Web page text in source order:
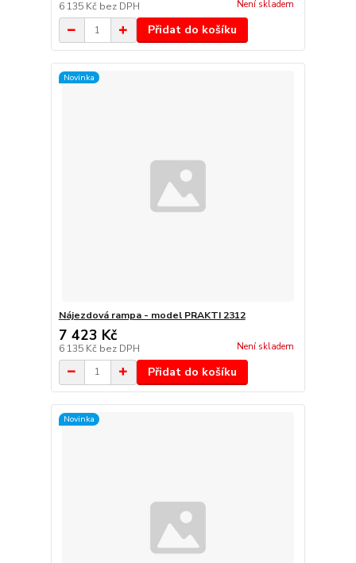
6 135 Kč bez DPH Není skladem
Přidat do košíku
Novinka
Nájezdová rampa - model PRAKTI 2312
7 423 Kč
6 135 Kč bez DPH Není skladem
Přidat do košíku
Novinka